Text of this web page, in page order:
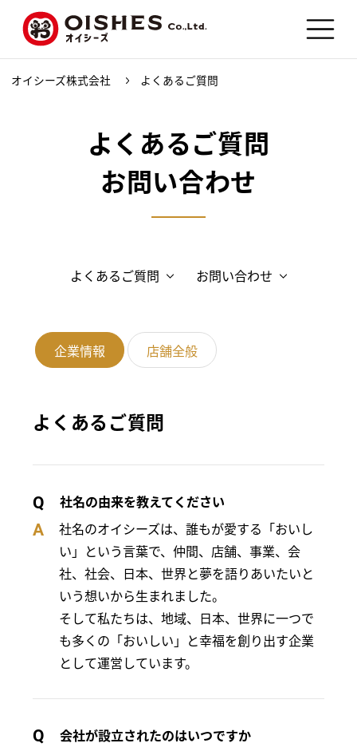
オイシーズ株式会社 よくあるご質問
よくあるご質問
お問い合わせ
よくあるご質問 お問い合わせ
企業情報 店舗全般
よくあるご質問
Q
社名の由来を教えてください
A
社名のオイシーズは、誰もが愛する「おいし
い」という言葉で、仲間、店舗、事業、会
社、社会、日本、世界と夢を語りあいたいと
いう想いから生まれました。
そして私たちは、地域、日本、世界に一つで
も多くの「おいしい」と幸福を創り出す企業
として運営しています。
Q
会社が設立されたのはいつですか